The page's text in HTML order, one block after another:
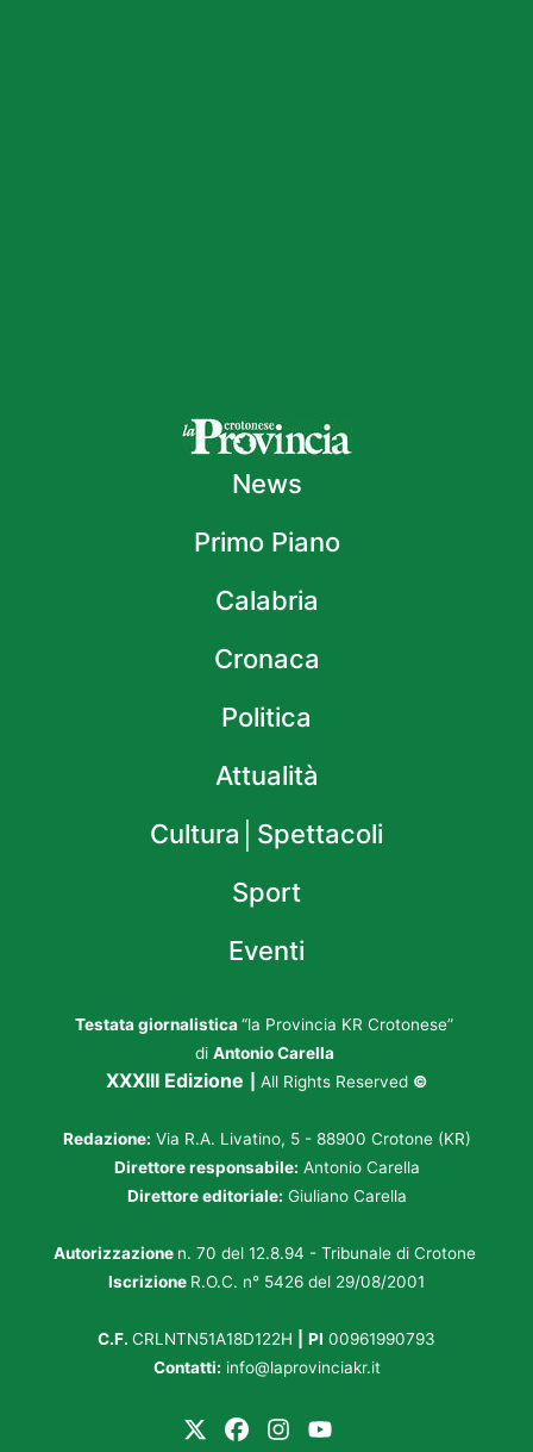
News
Primo Piano
Calabria
Cronaca
Politica
Attualità
Cultura│Spettacoli
Sport
Eventi
Testata giornalistica “la Provincia KR Crotonese”
di Antonio Carella
XXXIII Edizione All Rights Reserved ©
Redazione: Via R.A. Livatino, 5 - 88900 Crotone (KR)
Direttore responsabile: Antonio Carella
Direttore editoriale: Giuliano Carella
Autorizzazione n. 70 del 12.8.94 - Tribunale di Crotone
Iscrizione R.O.C. n° 5426 del 29/08/2001
C.F. CRLNTN51A18D122H PI 00961990793
Contatti: info@laprovinciakr.it